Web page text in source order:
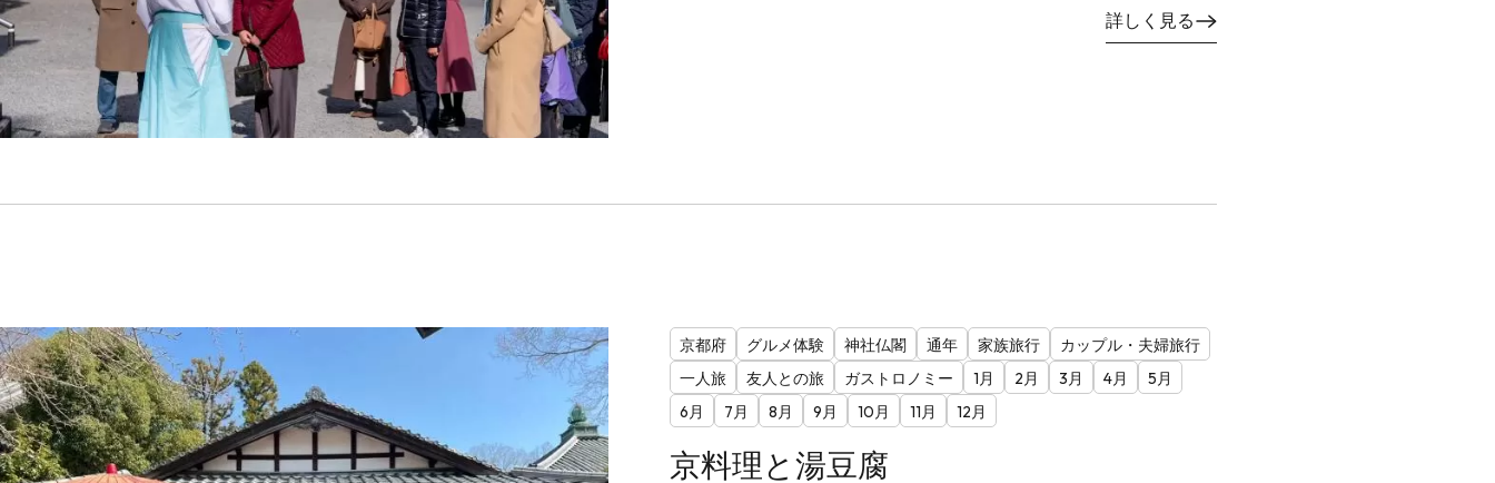
詳しく見る
京都府 グルメ体験 神社仏閣 通年 家族旅行
カップル・夫婦旅行
一人旅
友人との旅 ガストロノミー 1月 2月 3月 4月
5月
6月
7月 8月 9月 10月 11月 12月
京料理と湯豆腐